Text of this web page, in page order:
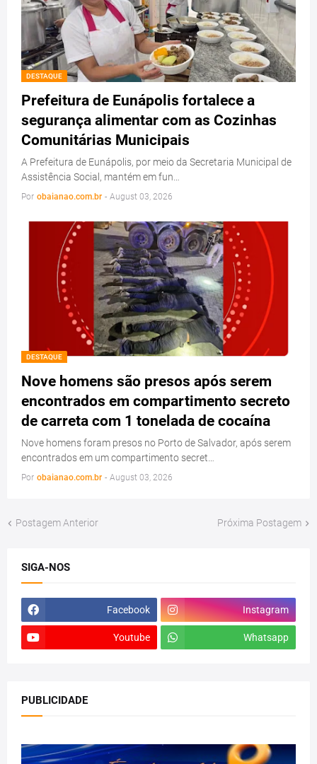
DESTAQUE
Prefeitura de Eunápolis fortalece a
segurança alimentar com as Cozinhas
Comunitárias Municipais
A Prefeitura de Eunápolis, por meio da Secretaria Municipal de
Assistência Social, mantém em fun…
Por obaianao.com.br - August 03, 2026
DESTAQUE
Nove homens são presos após serem
encontrados em compartimento secreto
de carreta com 1 tonelada de cocaína
Nove homens foram presos no Porto de Salvador, após serem
encontrados em um compartimento secret…
Por obaianao.com.br - August 03, 2026
Postagem Anterior Próxima Postagem
SIGA-NOS
Facebook Instagram
Youtube Whatsapp
PUBLICIDADE